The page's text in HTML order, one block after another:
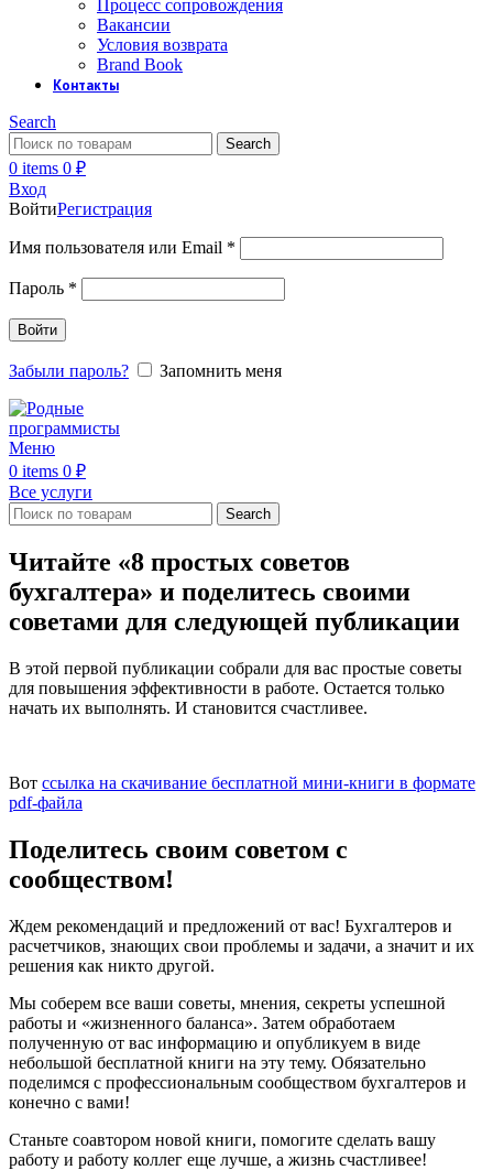
Процесс сопровождения
Вакансии
Условия возврата
Brand Book
Контакты
Search
Search
0 items 0 ₽
Вход
ВойтиРегистрация
Имя пользователя или Email *
Пароль *
Войти
Забыли пароль? Запомнить меня
Меню
0 items 0 ₽
Все услуги
Search
Читайте «8 простых советов
бухгалтера» и поделитесь своими
советами для следующей публикации
В этой первой публикации собрали для вас простые советы
для повышения эффективности в работе. Остается только
начать их выполнять. И становится счастливее.
Вот ссылка на скачивание бесплатной мини-книги в формате
pdf-файла
Поделитесь своим советом с
сообществом!
Ждем рекомендаций и предложений от вас! Бухгалтеров и
расчетчиков, знающих свои проблемы и задачи, а значит и их
решения как никто другой.
Мы соберем все ваши советы, мнения, секреты успешной
работы и «жизненного баланса». Затем обработаем
полученную от вас информацию и опубликуем в виде
небольшой бесплатной книги на эту тему. Обязательно
поделимся с профессиональным сообществом бухгалтеров и
конечно с вами!
Станьте соавтором новой книги, помогите сделать вашу
работу и работу коллег еще лучше, а жизнь счастливее!